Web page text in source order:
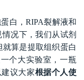
白， RIPA裂解液和
况下，我们从试剂
就算是提取组织蛋白
个大实验室，一瓶
议大家根据个人使